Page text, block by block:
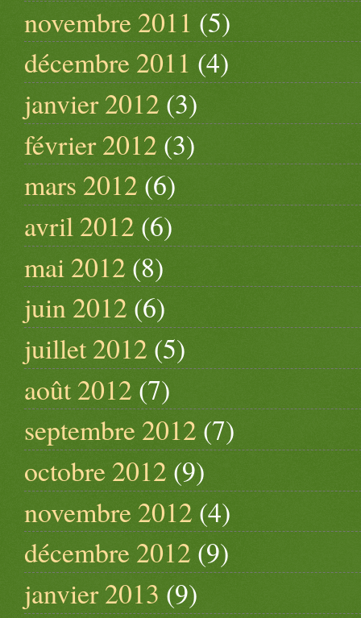
novembre 2011 (5)
décembre 2011 (4)
janvier 2012 (3)
février 2012 (3)
mars 2012 (6)
avril 2012 (6)
mai 2012 (8)
juin 2012 (6)
juillet 2012 (5)
août 2012 (7)
septembre 2012 (7)
octobre 2012 (9)
novembre 2012 (4)
décembre 2012 (9)
janvier 2013 (9)